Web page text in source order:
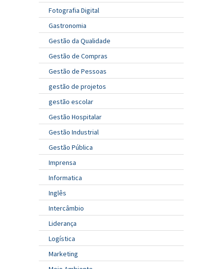
Fotografia Digital
Gastronomia
Gestão da Qualidade
Gestão de Compras
Gestão de Pessoas
gestão de projetos
gestão escolar
Gestão Hospitalar
Gestão Industrial
Gestão Pública
Imprensa
Informatica
Inglês
Intercâmbio
Liderança
Logística
Marketing